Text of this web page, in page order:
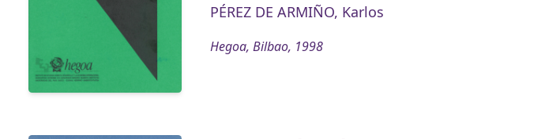
PÉREZ DE ARMIÑO, Karlos
Hegoa, Bilbao, 1998